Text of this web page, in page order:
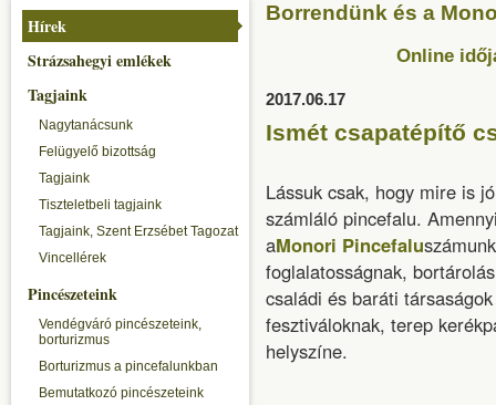
Hírek
Strázsahegyi emlékek
Tagjaink
Nagytanácsunk
Felügyelő bizottság
Tagjaink
Tiszteletbeli tagjaink
Tagjaink, Szent Erzsébet Tagozat
Vincellérek
Pincészeteink
Vendégváró pincészeteink,
borturizmus
Borturizmus a pincefalunkban
Bemutatkozó pincészeteink
Borrendünk és a
Online
2017.06.17
Ismét csapatépítő
Lássuk csak, hogy mire is
számláló pincefalu.
aMonori Pincefalu
foglalatosságnak,
családi és baráti
fesztiváloknak, terep
helyszíne.